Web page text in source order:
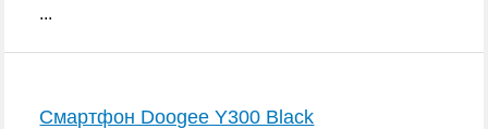
...
Смартфон Doogee Y300 Black